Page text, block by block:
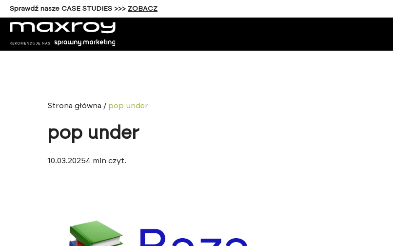
Sprawdź nasze CASE STUDIES >>> ZOBACZ
Strona główna / pop under
pop under
10.03.20254 min czyt.